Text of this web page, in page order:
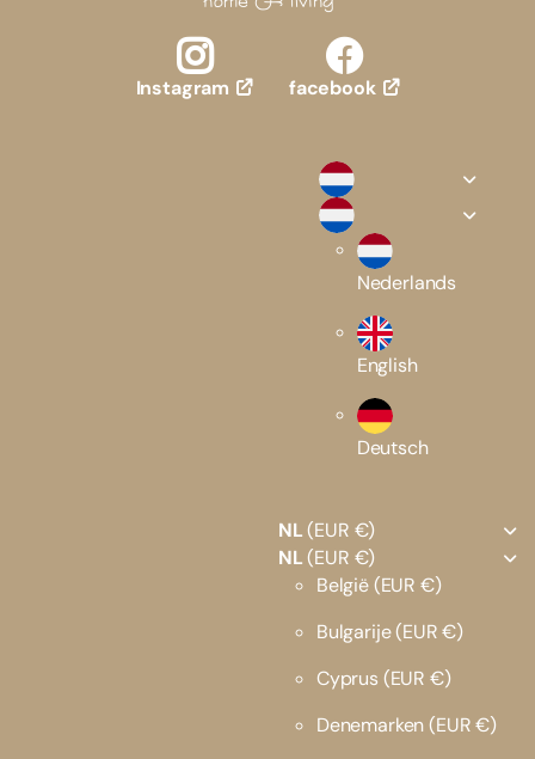
Instagram facebook
Nederlands
English
Deutsch
NL(EUR €)
NL(EUR €)
België(EUR €)
Bulgarije(EUR €)
Cyprus (EUR €)
Denemarken(EUR €)